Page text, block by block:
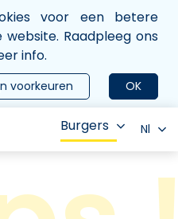
voor een betere
Raadpleeg ons
info.
OK
voorkeuren
Burgers Nl